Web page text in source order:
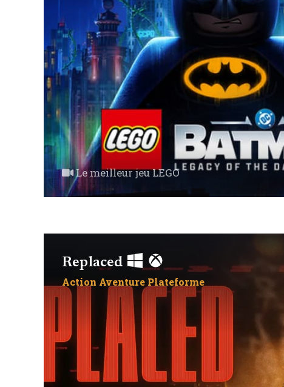
Le meilleur jeu LEGO
Replaced
Action Aventure Plateforme